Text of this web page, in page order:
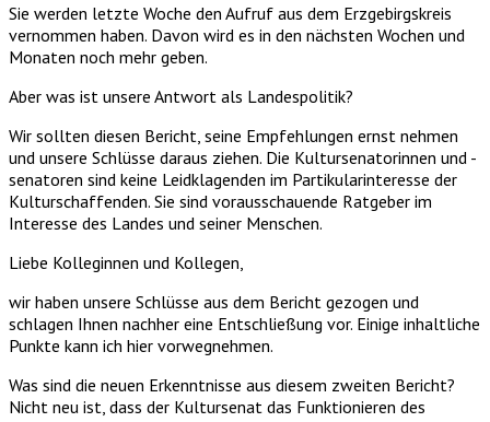
Sie werden letzte Woche den Aufruf aus dem Erzgebirgskreis
vernommen haben. Davon wird es in den nächsten Wochen und
Monaten noch mehr geben.
Aber was ist unsere Antwort als Landespolitik?
Wir sollten diesen Bericht, seine Empfehlungen ernst nehmen
und unsere Schlüsse daraus ziehen. Die Kultursenatorinnen und -
senatoren sind keine Leidklagenden im Partikularinteresse der
Kulturschaffenden. Sie sind vorausschauende Ratgeber im
Interesse des Landes und seiner Menschen.
Liebe Kolleginnen und Kollegen,
wir haben unsere Schlüsse aus dem Bericht gezogen und
schlagen Ihnen nachher eine Entschließung vor. Einige inhaltliche
Punkte kann ich hier vorwegnehmen.
Was sind die neuen Erkenntnisse aus diesem zweiten Bericht?
Nicht neu ist, dass der Kultursenat das Funktionieren des